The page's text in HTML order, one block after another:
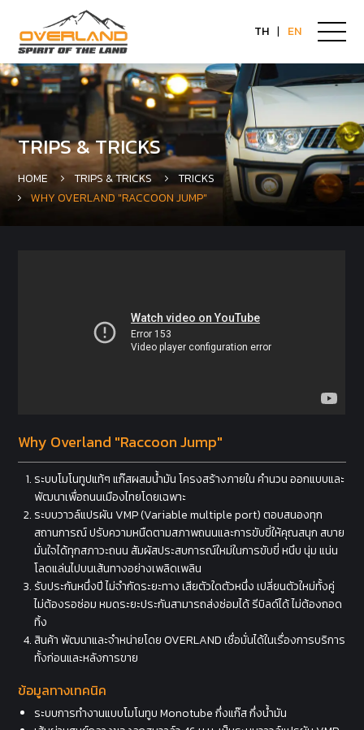
TH | EN
TRIPS & TRICKS
HOME TRIPS & TRICKS
TRICKS
WHY OVERLAND "RACCOON JUMP"
Why Overland "Raccoon Jump"
ระบบโมโนทูปแท้ๆ แก๊สผสมน้ำมัน โครงสร้างภายใน คำนวน ออกแบบและ
พัฒนาเพื่อถนนเมืองไทยโดยเฉพาะ
ระบบวาวล์แปรผัน VMP (Variable multiple port) ตอบสนองทุก
สถานการณ์ ปรับความหนืดตามสภาพถนนและการขับขี่ให้คุณสนุก สบาย
มั่นใจได้ทุกสภาวะถนน สัมผัสประสบการณ์ใหม่ในการขับขี่ หนึบ นุ่ม แน่น
โลดแล่นไปบนเส้นทางอย่างเพลิดเพลิน
รับประกันหนึ่งปี ไม่จำกัดระยะทาง เสียตัวใดตัวหนึ่ง เปลี่ยนตัวใหม่ทั้งคู่
ไม่ต้องรอซ่อม หมดระยะประกันสามารถส่งซ่อมได้ รีบิลด์ได้ ไม่ต้องถอด
ทิ้ง
สินค้า พัฒนาและจำหน่ายโดย OVERLAND เชื่อมั่นได้ในเรื่องการบริการ
ทั้งก่อนและหลังการขาย
ข้อมูลทางเทคนิค
ระบบการทำงานแบบโมโนทูบ Monotube กึ่งแก๊ส กึ่งน้ำมัน